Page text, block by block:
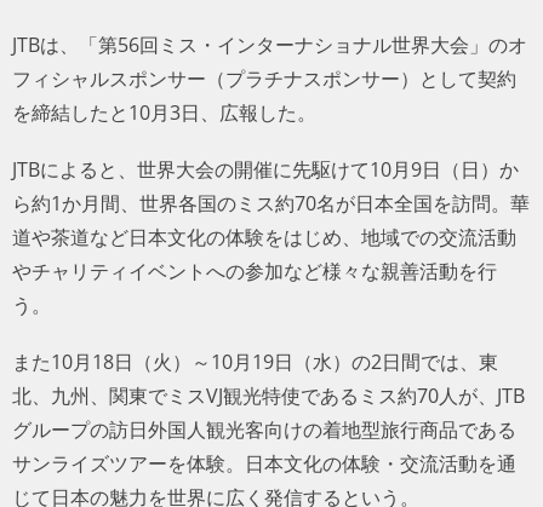
JTBは、「第56回ミス・インターナショナル世界大会」の
オフィシャルスポンサー（プラチナスポンサー）として契
約を締結したと10月3日、広報した。
JTBによると、世界大会の開催に先駆けて10月9日（日）か
ら約1か月間、世界各国のミス約70名が日本全国を訪問。華
道や茶道など日本文化の体験をはじめ、地域での交流活動
やチャリティイベントへの参加など様々な親善活動を行
う。
また10月18日（火）～10月19日（水）の2日間では、東
北、九州、関東でミスVJ観光特使であるミス約70人が、
JTBグループの訪日外国人観光客向けの着地型旅行商品で
あるサンライズツアーを体験。日本文化の体験・交流活動
を通じて日本の魅力を世界に広く発信するという。